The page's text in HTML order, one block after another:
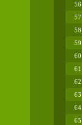
56
57
58
59
60
61
62
63
64
65